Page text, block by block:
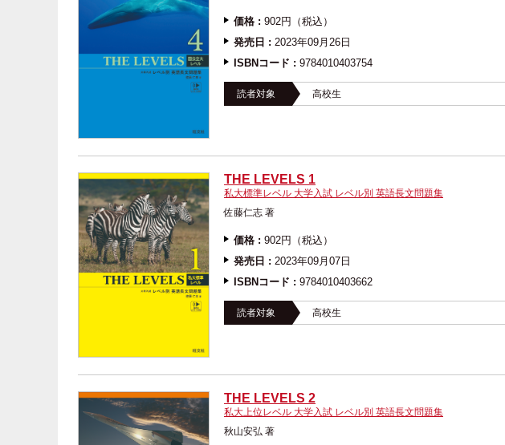
価格 : 902円（税込）
発売日 : 2023年09月26日
ISBNコード : 9784010403754
読者対象 高校生
THE LEVELS 1
私大標準レベル 大学入試 レベル別 英語長文問題集
佐藤仁志 著
価格 : 902円（税込）
発売日 : 2023年09月07日
ISBNコード : 9784010403662
読者対象 高校生
THE LEVELS 2
私大上位レベル 大学入試 レベル別 英語長文問題集
秋山安弘 著